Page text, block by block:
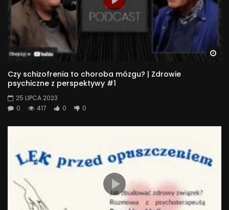
Czy schizofrenia to choroba mózgu? | Zdrowie
psychiczne z perspektywy #1
25 LIPCA 2023
0
417 0 0